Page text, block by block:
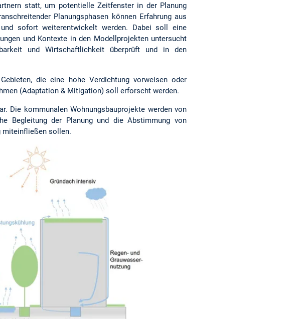
statt, um potentielle Zeitfenster in der Planung
Planungsphasen können Erfahrung aus
sofort weiterentwickelt werden. Dabei soll eine
und Kontexte in den Modellprojekten untersucht
und Wirtschaftlichkeit überprüft und in den
die eine hohe Verdichtung vorweisen oder
(Adaptation & Mitigation) soll erforscht werden.
Die kommunalen Wohnungsbauprojekte werden von
Begleitung der Planung und die Abstimmung von
miteinfließen sollen.